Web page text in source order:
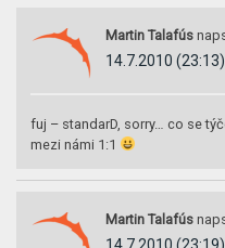
Martin Talafús
14.7.2010 (23:13)
fuj – standarD, sorry… co se
mezi námi 1:1
Martin Talafús
14.7.2010 (23:19)